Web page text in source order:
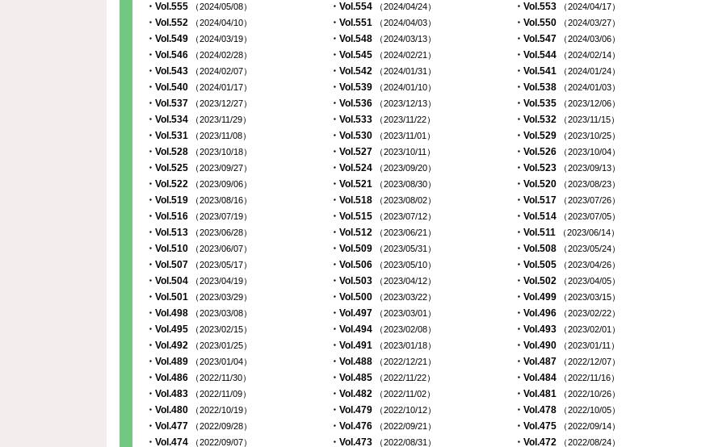
・Vol.555 （2024/05/08） ・Vol.554 （2024/04/24） ・Vol.553 （2024/04/17）
・Vol.552 （2024/04/10） ・Vol.551 （2024/04/03） ・Vol.550 （2024/03/27）
・Vol.549 （2024/03/19） ・Vol.548 （2024/03/13） ・Vol.547 （2024/03/06）
・Vol.546 （2024/02/28） ・Vol.545 （2024/02/21） ・Vol.544 （2024/02/14）
・Vol.543 （2024/02/07） ・Vol.542 （2024/01/31） ・Vol.541 （2024/01/24）
・Vol.540 （2024/01/17） ・Vol.539 （2024/01/10） ・Vol.538 （2024/01/03）
・Vol.537 （2023/12/27） ・Vol.536 （2023/12/13） ・Vol.535 （2023/12/06）
・Vol.534 （2023/11/29） ・Vol.533 （2023/11/22） ・Vol.532 （2023/11/15）
・Vol.531 （2023/11/08） ・Vol.530 （2023/11/01） ・Vol.529 （2023/10/25）
・Vol.528 （2023/10/18） ・Vol.527 （2023/10/11） ・Vol.526 （2023/10/04）
・Vol.525 （2023/09/27） ・Vol.524 （2023/09/20） ・Vol.523 （2023/09/13）
・Vol.522 （2023/09/06） ・Vol.521 （2023/08/30） ・Vol.520 （2023/08/23）
・Vol.519 （2023/08/16） ・Vol.518 （2023/08/02） ・Vol.517 （2023/07/26）
・Vol.516 （2023/07/19） ・Vol.515 （2023/07/12） ・Vol.514 （2023/07/05）
・Vol.513 （2023/06/28） ・Vol.512 （2023/06/21） ・Vol.511 （2023/06/14）
・Vol.510 （2023/06/07） ・Vol.509 （2023/05/31） ・Vol.508 （2023/05/24）
・Vol.507 （2023/05/17） ・Vol.506 （2023/05/10） ・Vol.505 （2023/04/26）
・Vol.504 （2023/04/19） ・Vol.503 （2023/04/12） ・Vol.502 （2023/04/05）
・Vol.501 （2023/03/29） ・Vol.500 （2023/03/22） ・Vol.499 （2023/03/15）
・Vol.498 （2023/03/08） ・Vol.497 （2023/03/01） ・Vol.496 （2023/02/22）
・Vol.495 （2023/02/15） ・Vol.494 （2023/02/08） ・Vol.493 （2023/02/01）
・Vol.492 （2023/01/25） ・Vol.491 （2023/01/18） ・Vol.490 （2023/01/11）
・Vol.489 （2023/01/04） ・Vol.488 （2022/12/21） ・Vol.487 （2022/12/07）
・Vol.486 （2022/11/30） ・Vol.485 （2022/11/22） ・Vol.484 （2022/11/16）
・Vol.483 （2022/11/09） ・Vol.482 （2022/11/02） ・Vol.481 （2022/10/26）
・Vol.480 （2022/10/19） ・Vol.479 （2022/10/12） ・Vol.478 （2022/10/05）
・Vol.477 （2022/09/28） ・Vol.476 （2022/09/21） ・Vol.475 （2022/09/14）
・Vol.474 （2022/09/07） ・Vol.473 （2022/08/31） ・Vol.472 （2022/08/24）